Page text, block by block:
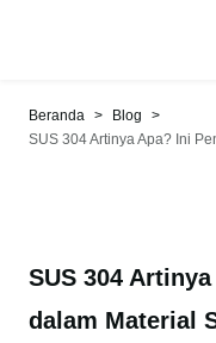
Beranda > Blog
>
SUS 304 Artinya Apa? Ini
SUS 304
dalam Material